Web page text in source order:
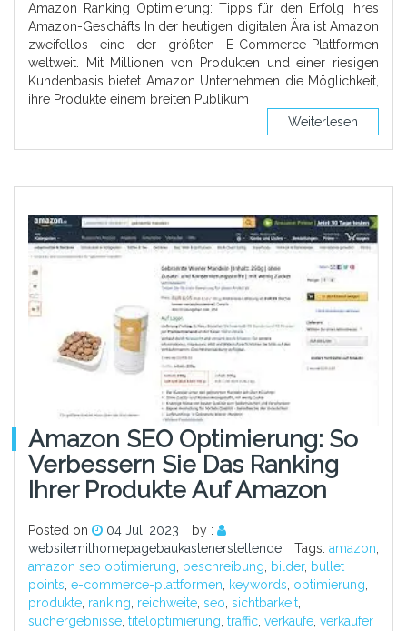
Amazon Ranking Optimierung: Tipps für den Erfolg Ihres
Amazon-Geschäfts In der heutigen digitalen Ära ist Amazon
zweifellos eine der größten E-Commerce-Plattformen
weltweit. Mit Millionen von Produkten und einer riesigen
Kundenbasis bietet Amazon Unternehmen die Möglichkeit,
ihre Produkte einem breiten Publikum
Weiterlesen
Amazon SEO Optimierung: So
Verbessern Sie Das Ranking
Ihrer Produkte Auf Amazon
Posted on 04 Juli 2023
by :
websitemithomepagebaukastenerstellende
Tags: amazon
amazon seo optimierung
beschreibung bilder, bullet
points e-commerce-plattformen keywords optimierung
produkte ranking reichweite seo sichtbarkeit
suchergebnisse titeloptimierung traffic verkäufe verkäufer